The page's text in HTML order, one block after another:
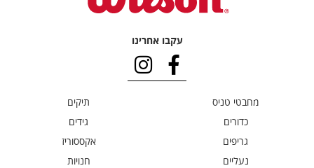
עקבו אחרינו
מחבטי טניס
תיקים
כדורים
גידים
גריפים
אקססוריז
נעליים
חנויות